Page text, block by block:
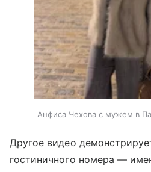
Анфиса Чехова с мужем в
Другое видео
гостиничного номера —